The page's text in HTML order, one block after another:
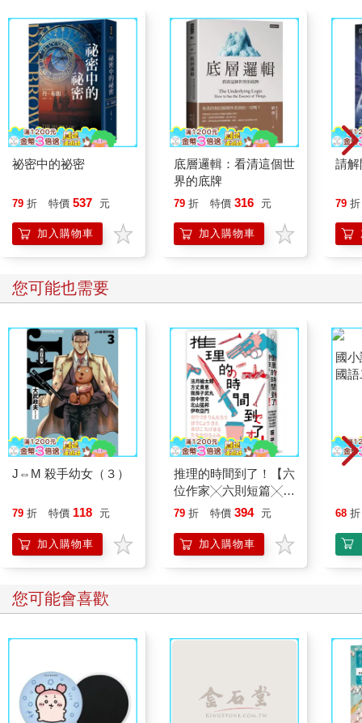
祕密中的祕密
79 折 特價 537 元
加入購物車
底層邏輯：看清這個世
界的底牌
79 折 特價 316 元
加入購物車
請解
79 折
您可能也需要
J⇔M 殺手幼女（３）
79 折 特價 118 元
加入購物車
推理的時間到了！【六
位作家╳六則短篇╳致
讀者的挑戰書】
79 折 特價 394 元
加入購物車
68 折
您可能會喜歡